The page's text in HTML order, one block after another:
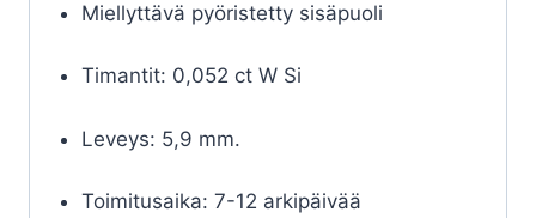
Miellyttävä pyöristetty sisäpuoli
Timantit: 0,052 ct W Si
Leveys: 5,9 mm.
Toimitusaika: 7-12 arkipäivää